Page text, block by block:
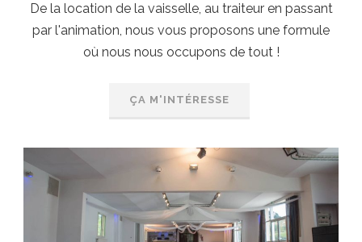
De la location de la vaisselle, au traiteur en passant
par l'animation, nous vous proposons une formule
où nous nous occupons de tout !
ÇA M'INTÉRESSE